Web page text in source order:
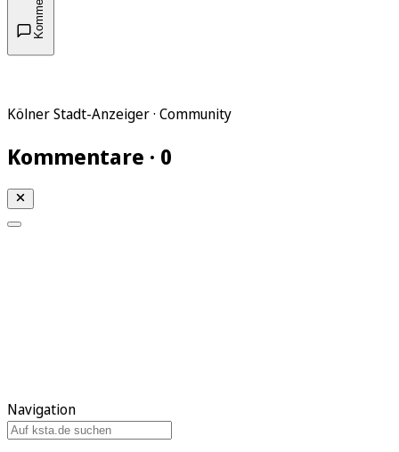
Kölner Stadt-Anzeiger · Community
Kommentare · 0
Navigation